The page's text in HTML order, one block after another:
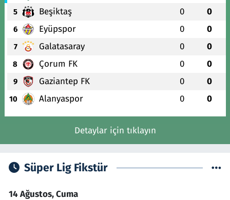
5 Beşiktaş 0 0
6 Eyüpspor 0 0
7 Galatasaray 0 0
8 Çorum FK 0 0
9 Gaziantep FK 0 0
10 Alanyaspor 0 0
Detaylar için tıklayın
Süper Lig Fikstür
14 Ağustos, Cuma